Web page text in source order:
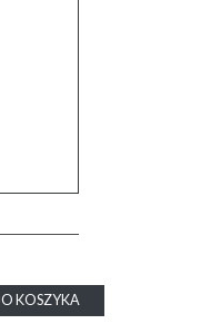
KOSZYKA